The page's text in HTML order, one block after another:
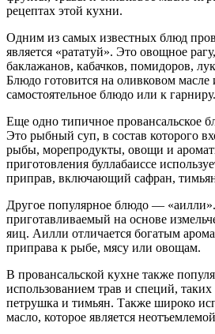
рецептах этой кухни.
Одним из самых известных блюд
является «рататуй». Это овощное
баклажанов, кабачков, помидоров,
Блюдо готовится на оливковом масле
самостоятельное блюдо или к гарниру.
Еще одно типичное провансальское
Это рыбный суп, в состав которого
рыбы, морепродукты, овощи и
приготовления буллабаиссе
приправ, включающий сафран,
Другое популярное блюдо —
приготавливаемый на основе
яиц. Аилли отличается богатым
приправа к рыбе, мясу или овощам.
В провансальской кухне также
использованием трав и специй, таких
петрушка и тимьян. Также широко
масло, которое является